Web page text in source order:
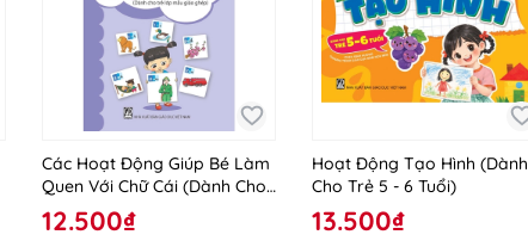
Các Hoạt Động Giúp Bé Làm
Quen Với Chữ Cái (Dành Cho
Trẻ Lớp Mẫu Giáo Ghép)
12.500₫
Hoạt Động Tạo Hình (Dành
Cho Trẻ 5 - 6 Tuổi)
13.500₫